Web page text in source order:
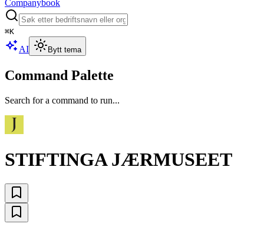
Companybook
⌘K
AI Bytt tema
Command Palette
Search for a command to run...
STIFTINGA JÆRMUSEET